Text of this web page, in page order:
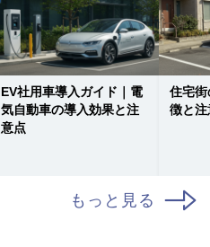
EV社用車導入ガイド｜電
気自動車の導入効果と注
意点
住宅
徴と
もっと見る